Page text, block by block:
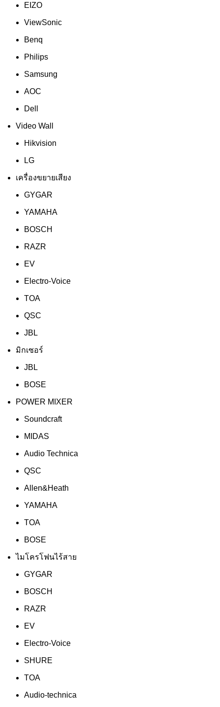
EIZO
ViewSonic
Benq
Philips
Samsung
AOC
Dell
Video Wall
Hikvision
LG
เครื่องขยายเสียง
GYGAR
YAMAHA
BOSCH
RAZR
EV
Electro-Voice
TOA
QSC
JBL
มิกเซอร์
JBL
BOSE
POWER MIXER
Soundcraft
MIDAS
Audio Technica
QSC
Allen&Heath
YAMAHA
TOA
BOSE
ไมโครโฟนไร้สาย
GYGAR
BOSCH
RAZR
EV
Electro-Voice
SHURE
TOA
Audio-technica